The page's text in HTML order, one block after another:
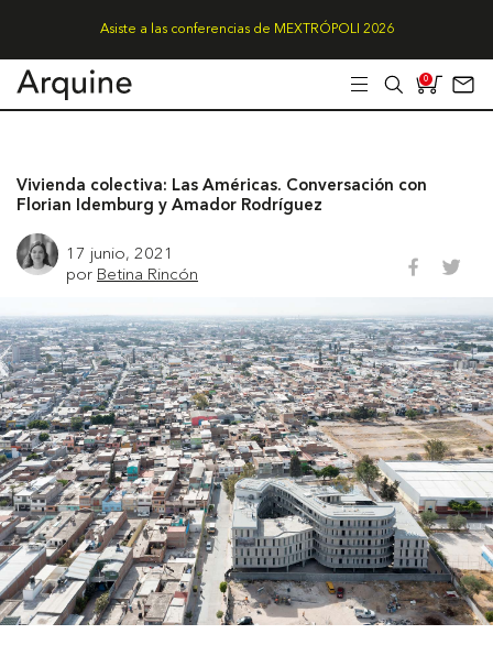
Asiste a las conferencias de MEXTRÓPOLI 2026
0
Vivienda colectiva: Las Américas. Conversación con
Florian Idemburg y Amador Rodríguez
17 junio, 2021
por Betina Rincón